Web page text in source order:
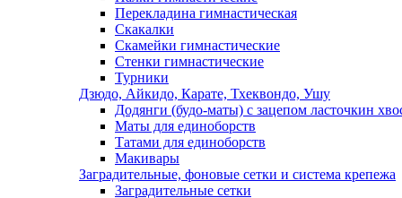
Перекладина гимнастическая
Скакалки
Скамейки гимнастические
Стенки гимнастические
Турники
Дзюдо, Айкидо, Карате, Тхеквондо, Ушу
Додянги (будо-маты) с зацепом ласточкин
Маты для единоборств
Татами для единоборств
Макивары
Заградительные, фоновые сетки и система крепежа
Заградительные сетки